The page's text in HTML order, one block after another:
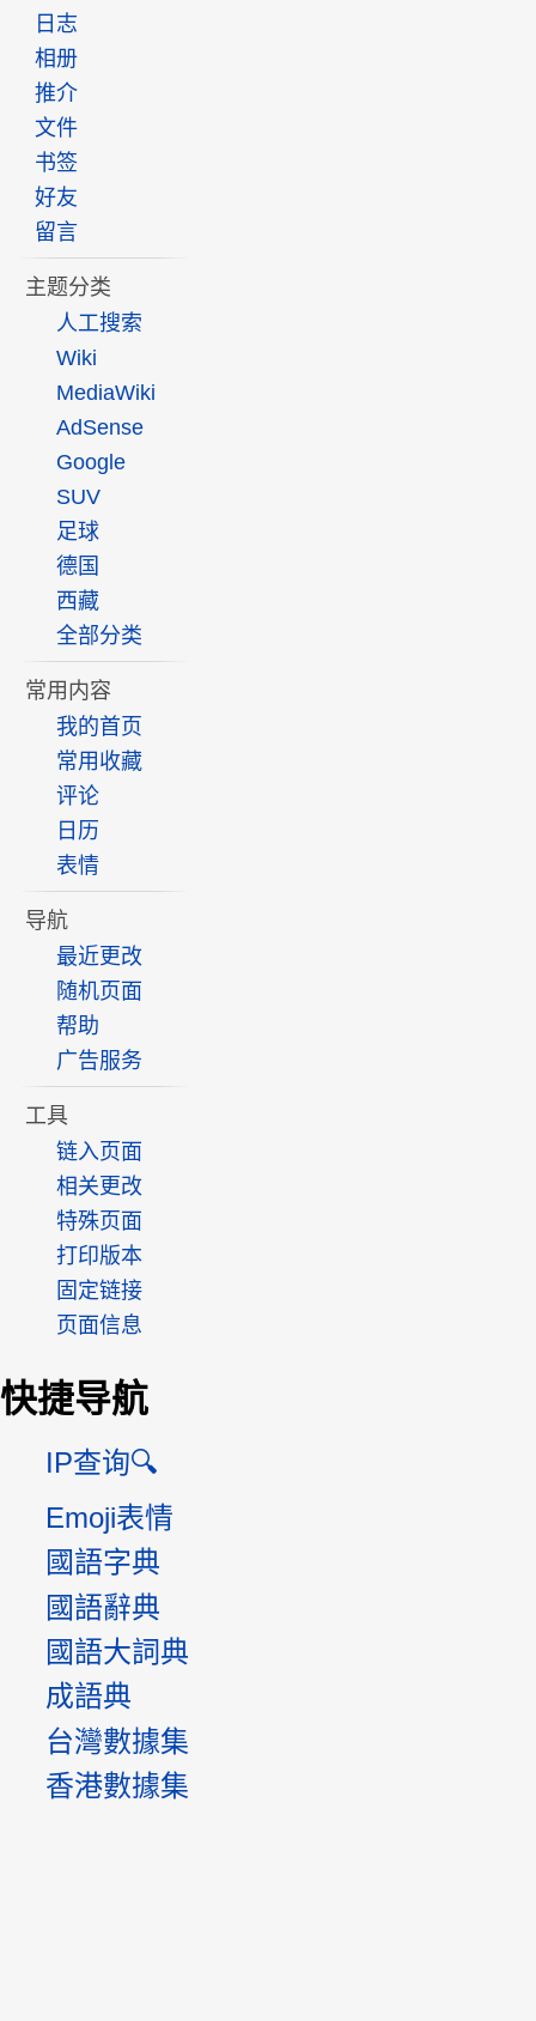
日志
相册
推介
文件
书签
好友
留言
主题分类
人工搜索
Wiki
MediaWiki
AdSense
Google
SUV
足球
德国
西藏
全部分类
常用内容
我的首页
常用收藏
评论
日历
表情
导航
最近更改
随机页面
帮助
广告服务
工具
链入页面
相关更改
特殊页面
打印版本
固定链接
页面信息
快捷导航
IP查询🔍
Emoji表情
國語字典
國語辭典
國語大詞典
成語典
台灣數據集
香港數據集